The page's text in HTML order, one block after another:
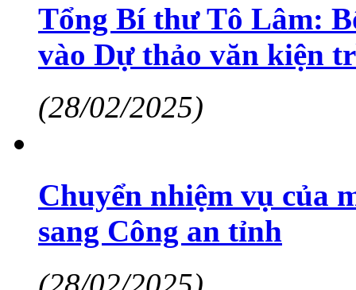
Tổng Bí thư Tô Lâm:
vào Dự thảo văn kiện
(28/02/2025)
Chuyển nhiệm vụ của
sang Công an tỉnh